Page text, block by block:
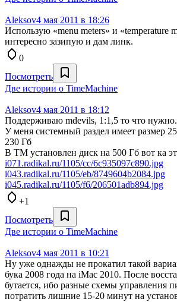
Aleksov4 мая 2011 в 18:26
Использую «menu meters» и «temperature
интересно зазипую и дам линк.
0
Посмотреть
Две истории о TimeMachine
Aleksov4 мая 2011 в 18:12
Поддерживаю mdevils, 1:1,5 то что нужно.
У меня системный раздел имеет размер
230 Гб
В TM установлен диск на 500 Гб вот ка
i071.radikal.ru/1105/cc/6c935097c890.jpg
i043.radikal.ru/1105/eb/8749604b2084.jpg
i045.radikal.ru/1105/f6/206501adb894.jpg
+1
Посмотреть
Две истории о TimeMachine
Aleksov4 мая 2011 в 10:21
Ну уже однажды не прокатил такой
бука 2008 года на iMac 2010. После
бутается, ибо разные схемы управления
потратить лишние 15-20 минут на